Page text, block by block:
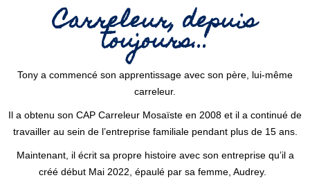
Carreleur, depuis
toujours...
Tony a commencé son apprentissage avec son père, lui-même
carreleur.
Il a obtenu son CAP Carreleur Mosaïste en 2008 et il a continué de
travailler au sein de l’entreprise familiale pendant plus de 15 ans.
Maintenant, il écrit sa propre histoire avec son entreprise qu’il a
créé début Mai 2022, épaulé par sa femme, Audrey.